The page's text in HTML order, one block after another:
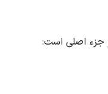
جزء اصلی است: